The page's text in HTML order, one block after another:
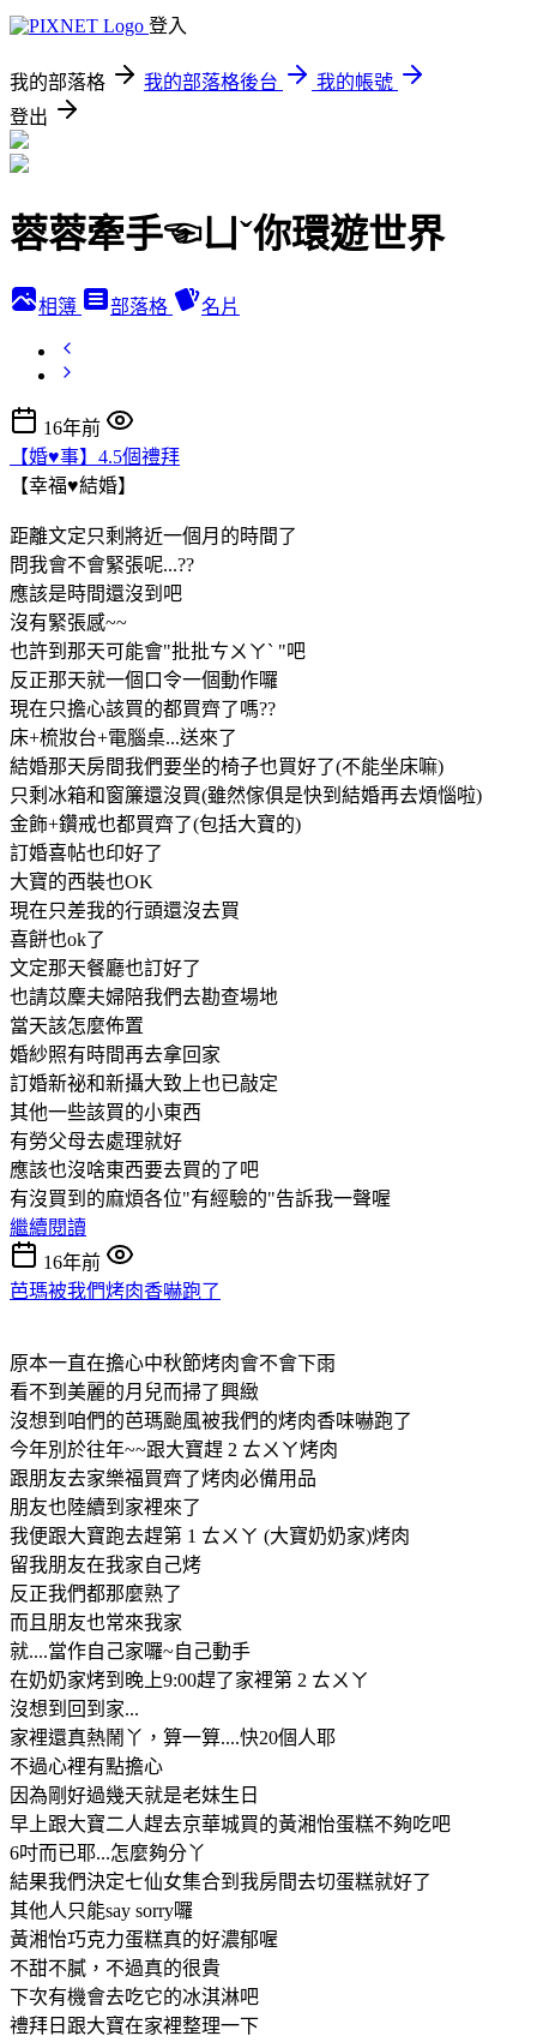
登入
我的部落格 我的部落格後台
我的帳號
登出
蓉蓉牽手☜ㄩˇ你環遊世界
相簿 部落格 名片
16年前
【婚♥事】4.5個禮拜
【幸福♥結婚】
距離文定只剩將近一個月的時間了
問我會不會緊張呢...??
應該是時間還沒到吧
沒有緊張感~~
也許到那天可能會"批批ㄘㄨㄚˋ "吧
反正那天就一個口令一個動作囉
現在只擔心該買的都買齊了嗎??
床+梳妝台+電腦桌...送來了
結婚那天房間我們要坐的椅子也買好了(不能坐床嘛)
只剩冰箱和窗簾還沒買(雖然傢俱是快到結婚再去煩惱啦)
金飾+鑽戒也都買齊了(包括大寶的)
訂婚喜帖也印好了
大寶的西裝也OK
現在只差我的行頭還沒去買
喜餅也ok了
文定那天餐廳也訂好了
也請苡麇夫婦陪我們去勘查場地
當天該怎麼佈置
婚紗照有時間再去拿回家
訂婚新祕和新攝大致上也已敲定
其他一些該買的小東西
有勞父母去處理就好
應該也沒啥東西要去買的了吧
有沒買到的麻煩各位"有經驗的"告訴我一聲喔
繼續閱讀
16年前
芭瑪被我們烤肉香嚇跑了
原本一直在擔心中秋節烤肉會不會下雨
看不到美麗的月兒而掃了興緻
沒想到咱們的芭瑪颱風被我們的烤肉香味嚇跑了
今年別於往年~~跟大寶趕 2 ㄊㄨㄚ烤肉
跟朋友去家樂福買齊了烤肉必備用品
朋友也陸續到家裡來了
我便跟大寶跑去趕第 1 ㄊㄨㄚ (大寶奶奶家)烤肉
留我朋友在我家自己烤
反正我們都那麼熟了
而且朋友也常來我家
就....當作自己家囉~自己動手
在奶奶家烤到晚上9:00趕了家裡第 2 ㄊㄨㄚ
沒想到回到家...
家裡還真熱鬧丫，算一算....快20個人耶
不過心裡有點擔心
因為剛好過幾天就是老妹生日
早上跟大寶二人趕去京華城買的黃湘怡蛋糕不夠吃吧
6吋而已耶...怎麼夠分丫
結果我們決定七仙女集合到我房間去切蛋糕就好了
其他人只能say sorry囉
黃湘怡巧克力蛋糕真的好濃郁喔
不甜不膩，不過真的很貴
下次有機會去吃它的冰淇淋吧
禮拜日跟大寶在家裡整理一下